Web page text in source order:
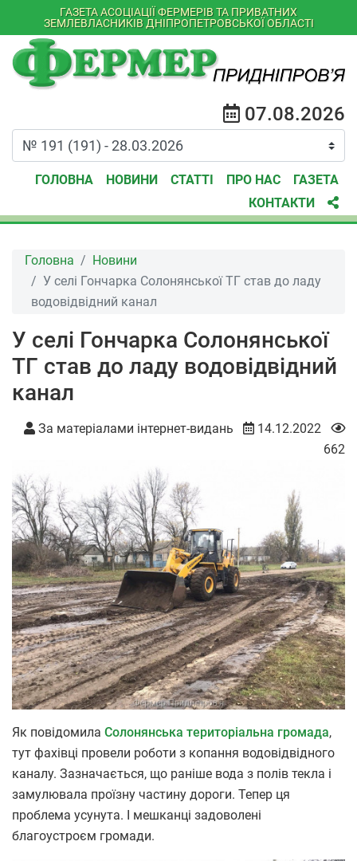
ГАЗЕТА АСОЦІАЦІЇ ФЕРМЕРІВ ТА ПРИВАТНИХ
ЗЕМЛЕВЛАСНИКІВ ДНІПРОПЕТРОВСЬКОЇ ОБЛАСТІ
07.08.2026
ГОЛОВНА НОВИНИ СТАТТІ ПРО НАС
ГАЗЕТА
КОНТАКТИ
Головна
Новини
У селі Гончарка Солонянської ТГ став до ладу
водовідвідний канал
У селі Гончарка Солонянської
ТГ став до ладу водовідвідний
канал
За матеріалами інтернет-видань
14.12.2022
662
Як повідомила Солонянська територіальна громада,
тут фахівці провели роботи з копання водовідвідного
каналу. Зазначається, що раніше вода з полів текла і
замулювала проїзну частину дороги. Тепер ця
проблема усунута. І мешканці задоволені
благоустроєм громади.